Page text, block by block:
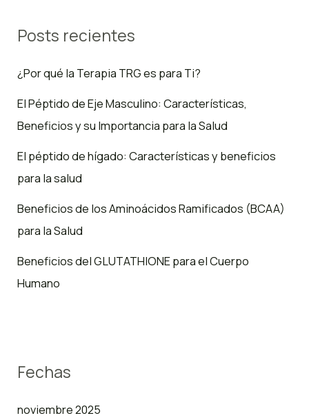
Posts recientes
¿Por qué la Terapia TRG es para Ti?
El Péptido de Eje Masculino: Características,
Beneficios y su Importancia para la Salud
El péptido de hígado: Características y beneficios
para la salud
Beneficios de los Aminoácidos Ramificados (BCAA)
para la Salud
Beneficios del GLUTATHIONE para el Cuerpo
Humano
Fechas
noviembre 2025